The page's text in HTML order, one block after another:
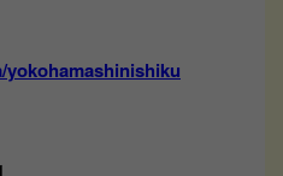
yokohamashinishiku